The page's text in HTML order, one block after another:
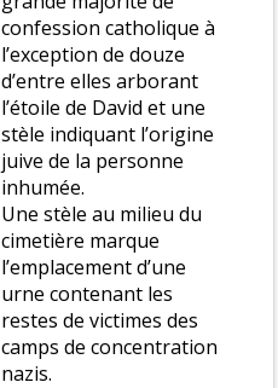
confession catholique à
l’exception de douze
d’entre elles arborant
l’étoile de David et une
stèle indiquant l’origine
juive de la personne
inhumée.
Une stèle au milieu du
cimetière marque
l’emplacement d’une
urne contenant les
restes de victimes des
camps de concentration
nazis.